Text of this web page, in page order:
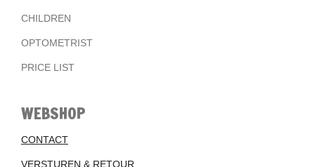
CHILDREN
OPTOMETRIST
PRICE LIST
WEBSHOP
CONTACT
VERSTUREN & RETOUR